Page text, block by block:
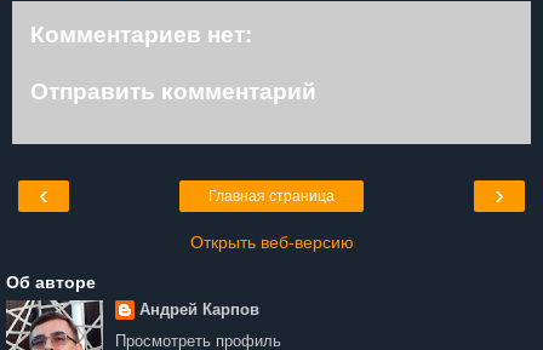
Комментариев нет:
Отправить комментарий
‹ ›
Главная страница
Открыть веб-версию
Об авторе
Андрей Карпов
Просмотреть профиль